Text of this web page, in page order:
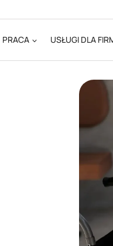
PRACA USŁUGI DLA